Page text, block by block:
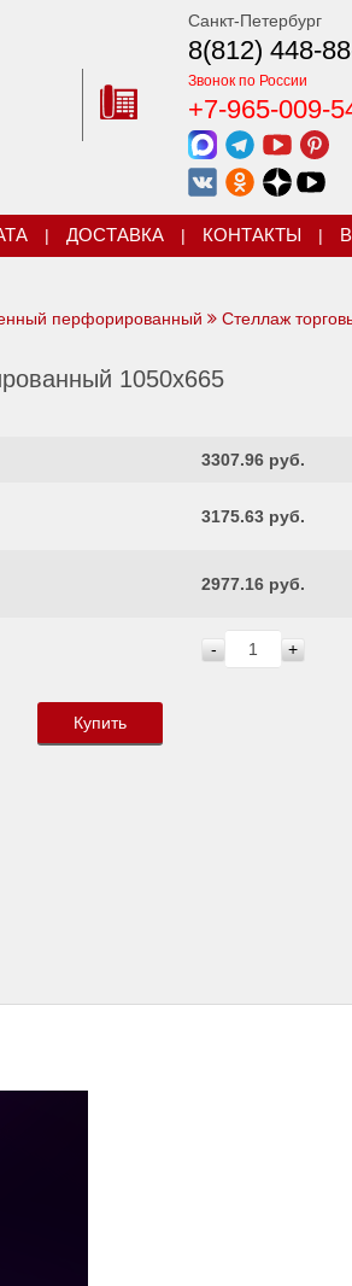
Санкт-Петербург
8(812) 448-
Звонок по России
+7-965-009-
| ДОСТАВКА | КОНТАКТЫ |
перфорированный
Стеллаж
1050х665
3307.96 руб.
3175.63 руб.
2977.16 руб.
- +
Купить